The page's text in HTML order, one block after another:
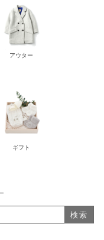
アウター
ギフト
検索